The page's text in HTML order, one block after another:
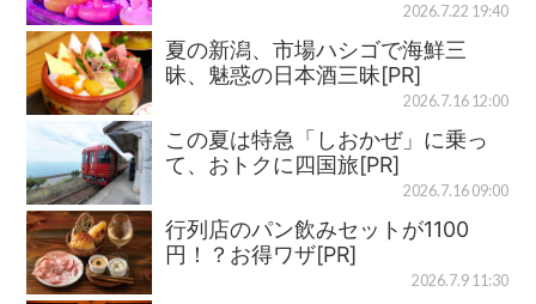
2026.7.22 19:40
夏の新潟、市場ハシゴで海鮮三
昧、魅惑の日本酒三昧[PR]
2026.7.16 12:00
この夏は特急「しおかぜ」に乗っ
て、おトクに四国旅[PR]
2026.7.16 09:00
行列店のパン飲みセットが1100
円！？お得ワザ[PR]
2026.7.9 11:30